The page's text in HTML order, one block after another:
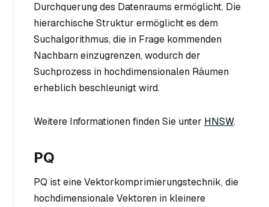
Durchquerung des Datenraums ermöglicht. Die
hierarchische Struktur ermöglicht es dem
Suchalgorithmus, die in Frage kommenden
Nachbarn einzugrenzen, wodurch der
Suchprozess in hochdimensionalen Räumen
erheblich beschleunigt wird.
Weitere Informationen finden Sie unter HNSW.
PQ
PQ ist eine Vektorkomprimierungstechnik, die
hochdimensionale Vektoren in kleinere